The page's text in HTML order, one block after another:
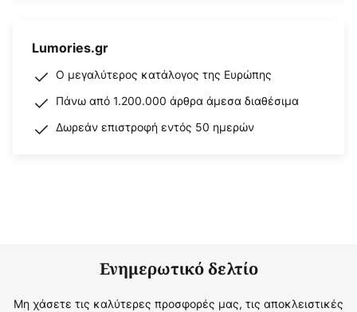
Lumories.gr
Ο μεγαλύτερος κατάλογος της Ευρώπης
Πάνω από 1.200.000 άρθρα άμεσα διαθέσιμα
Δωρεάν επιστροφή εντός 50 ημερών
Ενημερωτικό δελτίο
Μη χάσετε τις καλύτερες προσφορές μας, τις αποκλειστικές